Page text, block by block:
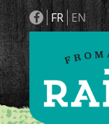
FR EN